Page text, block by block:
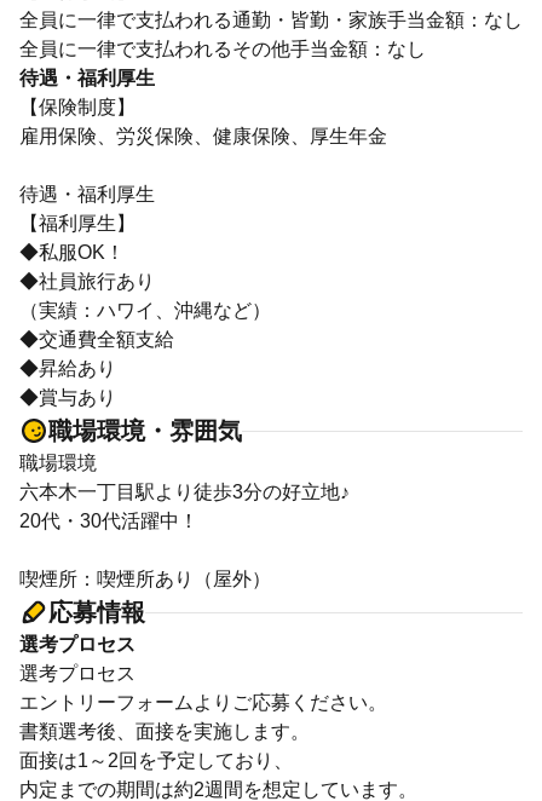
全員に一律で支払われる通勤・皆勤・家族手当金額：なし
待遇・福利厚生
【保険制度】
雇用保険、労災保険、健康保険、厚生年金
待遇・福利厚生
【福利厚生】
◆私服OK！
◆社員旅行あり
（実績：ハワイ、沖縄など）
◆交通費全額支給
◆昇給あり
◆賞与あり
職場環境・雰囲気
職場環境
六本木一丁目駅より徒歩3分の好立地♪
20代・30代活躍中！
喫煙所：喫煙所あり（屋外）
応募情報
選考プロセス
選考プロセス
エントリーフォームよりご応募ください。
書類選考後、面接を実施します。
面接は1～2回を予定しており、
内定までの期間は約2週間を想定しています。